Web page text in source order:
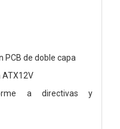
PCB de doble capa
a directivas y